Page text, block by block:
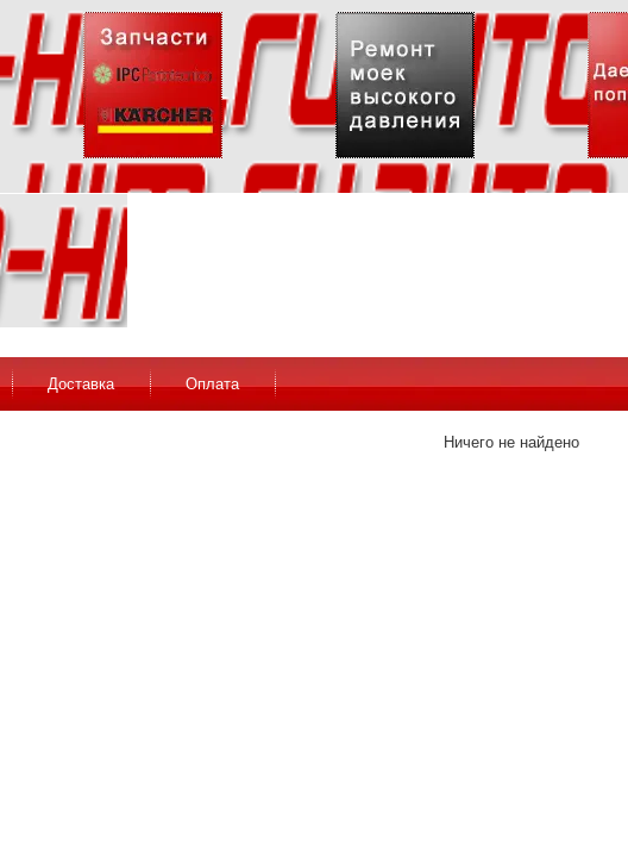
Доставка Оплата
Ничего не найдено